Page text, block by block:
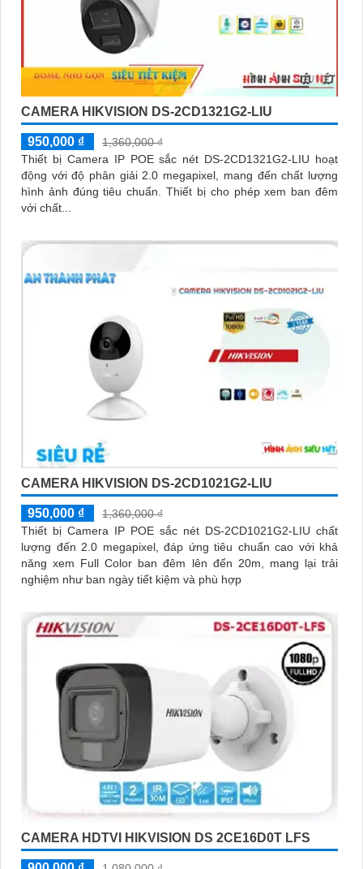
CAMERA HIKVISION DS-2CD1321G2-LIU
950,000 ₫
1,360,000 ₫
Thiết bị Camera IP POE sắc nét DS-2CD1321G2-LIU hoạt
động với độ phân giải 2.0 megapixel, mang đến chất lượng
hình ảnh đúng tiêu chuẩn. Thiết bị cho phép xem ban đêm
với chất...
CAMERA HIKVISION DS-2CD1021G2-LIU
950,000 ₫
1,360,000 ₫
Thiết bị Camera IP POE sắc nét DS-2CD1021G2-LIU chất
lượng đến 2.0 megapixel, đáp ứng tiêu chuẩn cao với khả
năng xem Full Color ban đêm lên đến 20m, mang lại trải
nghiệm như ban ngày tiết kiệm và phù hợp
CAMERA HDTVI HIKVISION DS 2CE16D0T LFS